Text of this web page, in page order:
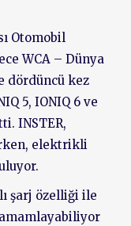
Otomobil
WCA – Dünya
dördüncü kez
5, IONIQ 6 ve
INSTER,
elektrikli
şarj özelliği ile